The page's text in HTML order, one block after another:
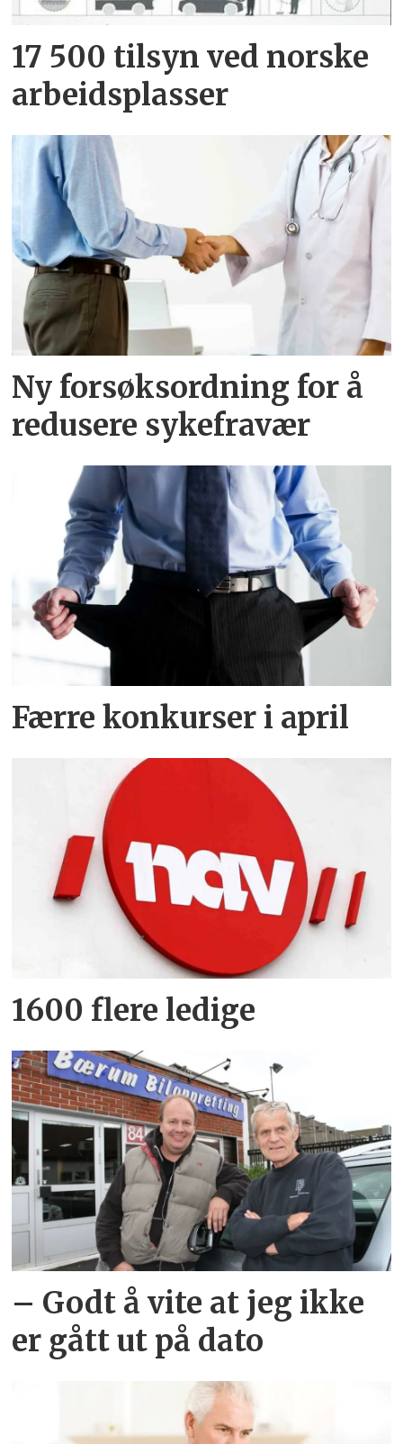
17 500 tilsyn ved norske
arbeidsplasser
Ny forsøksordning for å
redusere sykefravær
Færre konkurser i april
1600 flere ledige
– Godt å vite at jeg ikke
er gått ut på dato